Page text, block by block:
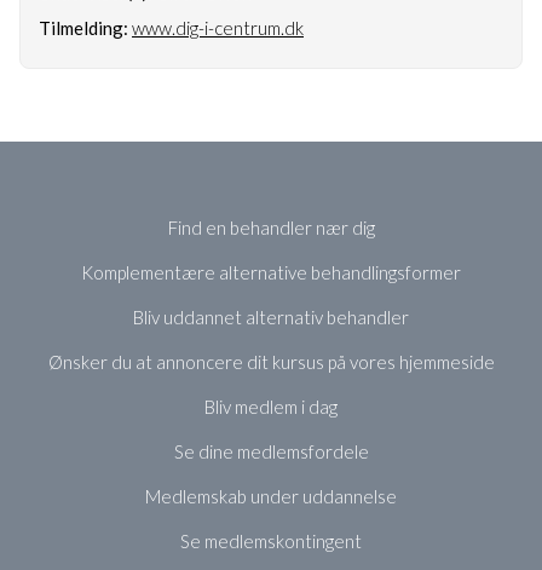
Tilmelding: www.dig-i-centrum.dk
Find en behandler nær dig
Komplementære alternative behandlingsformer
Bliv uddannet alternativ behandler
Ønsker du at annoncere dit kursus på vores hjemmeside
Bliv medlem i dag
Se dine medlemsfordele
Medlemskab under uddannelse
Se medlemskontingent